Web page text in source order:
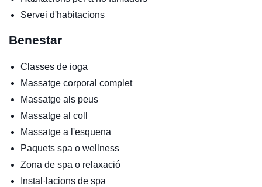
Servei d'habitacions
Benestar
Classes de ioga
Massatge corporal complet
Massatge als peus
Massatge al coll
Massatge a l'esquena
Paquets spa o wellness
Zona de spa o relaxació
Instal·lacions de spa